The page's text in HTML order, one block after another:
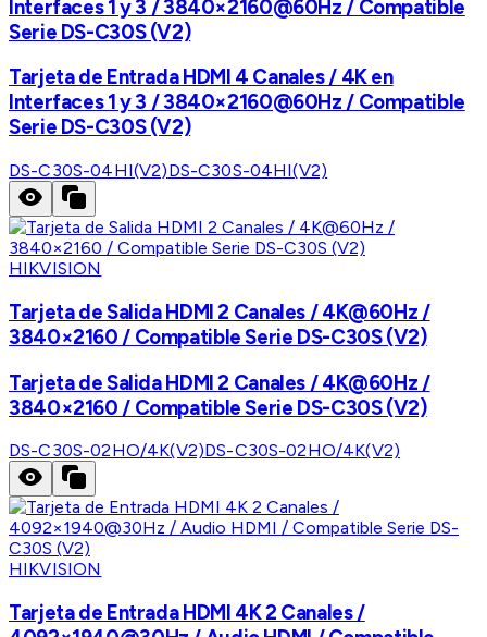
Interfaces 1 y 3 / 3840×2160@60Hz / Compatible
Serie DS-C30S (V2)
Tarjeta de Entrada HDMI 4 Canales / 4K en
Interfaces 1 y 3 / 3840×2160@60Hz / Compatible
Serie DS-C30S (V2)
DS-C30S-04HI(V2)DS-C30S-04HI(V2)
HIKVISION
Tarjeta de Salida HDMI 2 Canales / 4K@60Hz /
3840×2160 / Compatible Serie DS-C30S (V2)
Tarjeta de Salida HDMI 2 Canales / 4K@60Hz /
3840×2160 / Compatible Serie DS-C30S (V2)
DS-C30S-02HO/4K(V2)DS-C30S-02HO/4K(V2)
HIKVISION
Tarjeta de Entrada HDMI 4K 2 Canales /